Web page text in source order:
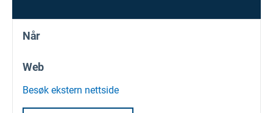
Når
Web
Besøk ekstern nettside